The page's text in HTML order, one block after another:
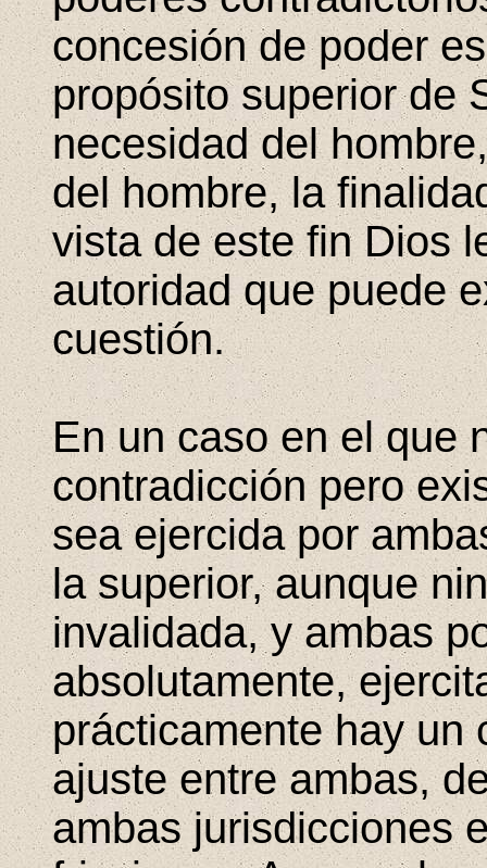
concesión de poder
propósito superior de
necesidad del
del hombre, la
vista de este fin Dios
autoridad que puede
cuestión.
En un caso en el que
contradicción pero
sea ejercida por
la superior, aunque
invalidada, y ambas
absolutamente,
prácticamente hay un
ajuste entre ambas,
ambas jurisdicciones